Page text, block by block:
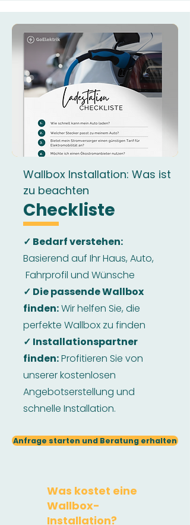
Wallbox Installation: Was ist
zu beachten
Checkliste
✓ Bedarf verstehen:
Basierend auf Ihr Haus, Auto,
Fahrprofil und Wünsche
✓ Die passende Wallbox
finden:Wir helfen Sie, die
perfekte Wallbox zu finden
✓ Installationspartner
finden:Profitieren Sie von
unserer kostenlosen
Angebotserstellung und
schnelle Installation.
Anfrage starten und Beratung erhalten
Was kostet eine
Wallbox-
Installation?